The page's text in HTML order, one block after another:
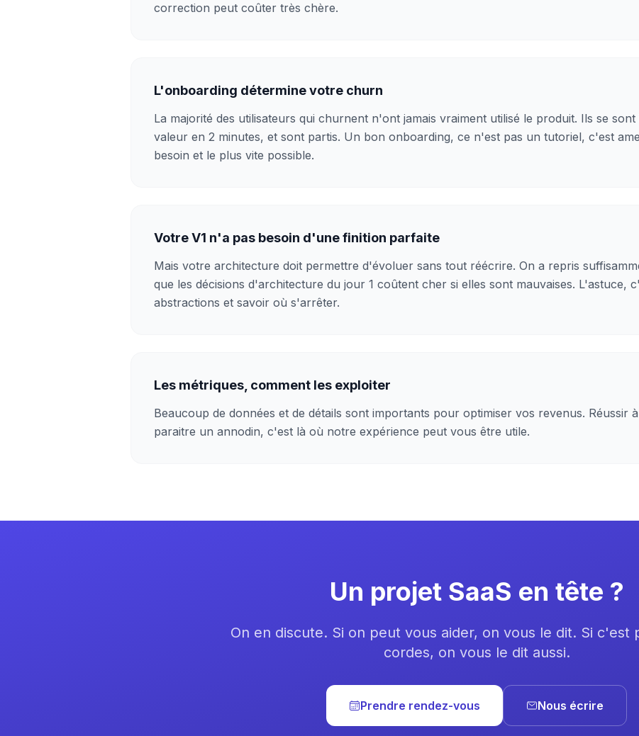
correction peut coûter très chère.
L'onboarding détermine votre churn
La majorité des utilisateurs qui churnent n'ont jamais vraiment utilisé le produit. Ils se
valeur en 2 minutes, et sont partis. Un bon onboarding, ce n'est pas un tutoriel, c'est
besoin et le plus vite possible.
Votre V1 n'a pas besoin d'une finition parfaite
Mais votre architecture doit permettre d'évoluer sans tout réécrire. On a repris
que les décisions d'architecture du jour 1 coûtent cher si elles sont mauvaises. L'astuce,
abstractions et savoir où s'arrêter.
Les métriques, comment les exploiter
Beaucoup de données et de détails sont importants pour optimiser vos revenus. Réussir
paraitre un annodin, c'est là où notre expérience peut vous être utile.
Un projet SaaS en tête ?
On en discute. Si on peut vous aider, on vous le dit. Si c'est
cordes, on vous le dit aussi.
Prendre rendez-vous Nous écrire